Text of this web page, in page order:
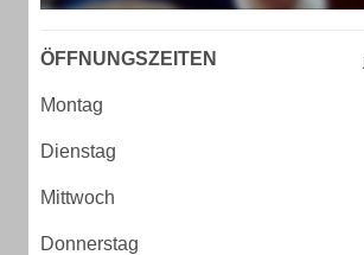
ÖFFNUNGSZEITEN
Montag
Dienstag
Mittwoch
Donnerstag